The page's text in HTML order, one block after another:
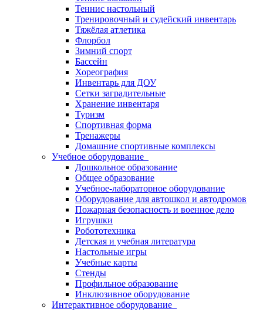
Теннис настольный
Тренировочный и судейский инвентарь
Тяжёлая атлетика
Флорбол
Зимний спорт
Бассейн
Хореография
Инвентарь для ДОУ
Сетки заградительные
Хранение инвентаря
Туризм
Спортивная форма
Тренажеры
Домашние спортивные комплексы
Учебное оборудование
Дошкольное образование
Общее образование
Учебное-лабораторное оборудование
Оборудование для автошкол и автодромов
Пожарная безопасность и военное дело
Игрушки
Робототехника
Детская и учебная литература
Настольные игры
Учебные карты
Стенды
Профильное образование
Инклюзивное оборудование
Интерактивное оборудование